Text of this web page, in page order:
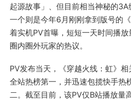
起源故事」、但目前相当神秘的
一个则是今年6月刚刚拿到版号的
着实机PV首曝，短短一天时间播
圈内圈外玩家的热议。
PV发布当天，《穿越火线：虹》
全站热榜第一，并迅速包揽快手热
二。截至目前，该PV仅B站播放